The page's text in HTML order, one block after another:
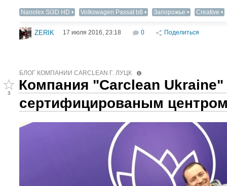
Nanolex Si3D HD Volkswagen Passat b8 Запорожье Creative
ZERIK 17 июля 2016, 23:18 0 Поделиться
БЛОГ КОМПАНИИ СARCLEAN Г. ЛУЦК
3
Компания "Carclean Ukraine"
сертифицированым